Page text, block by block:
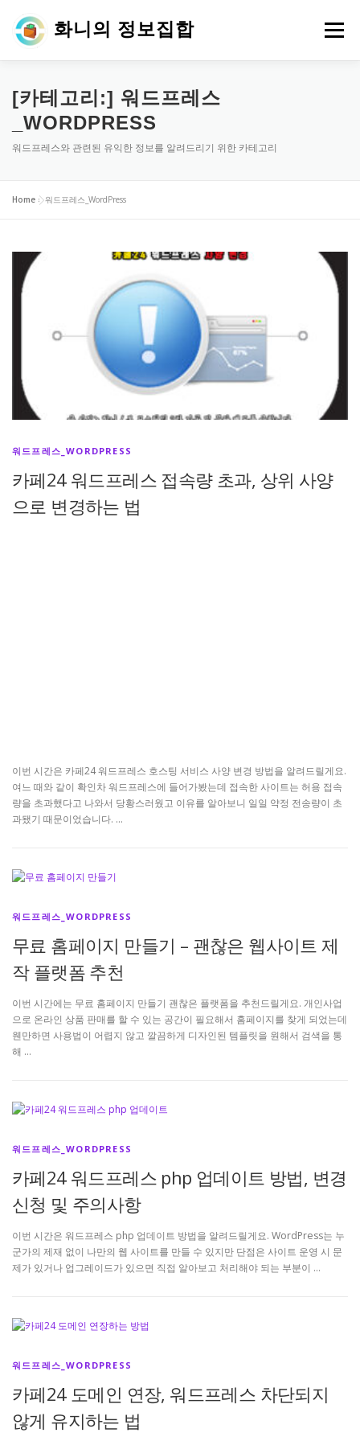
화니의 정보집합 메뉴
[카테고리:] 워드프레스
_WORDPRESS
워드프레스와 관련된 유익한 정보를 알려드리기 위한 카테고리
Home »워드프레스_WordPress
워드프레스_WORDPRESS
카페24 워드프레스 접속량 초과, 상위 사양
으로 변경하는 법
이번 시간은 카페24 워드프레스 호스팅 서비스 사양 변경 방법을 알려드릴게요.
여느 때와 같이 확인차 워드프레스에 들어가봤는데 접속한 사이트는 허용 접속
량을 초과했다고 나와서 당황스러웠고 이유를 알아보니 일일 약정 전송량이 초
과됐기 때문이었습니다. …
워드프레스_WORDPRESS
무료 홈페이지 만들기 – 괜찮은 웹사이트 제
작 플랫폼 추천
이번 시간에는 무료 홈페이지 만들기 괜찮은 플랫폼을 추천드릴게요. 개인사업
으로 온라인 상품 판매를 할 수 있는 공간이 필요해서 홈페이지를 찾게 되었는데
웬만하면 사용법이 어렵지 않고 깔끔하게 디자인된 템플릿을 원해서 검색을 통
해 …
워드프레스_WORDPRESS
카페24 워드프레스 php 업데이트 방법, 변경
신청 및 주의사항
이번 시간은 워드프레스 php 업데이트 방법을 알려드릴게요. WordPress는 누
군가의 제재 없이 나만의 웹 사이트를 만들 수 있지만 단점은 사이트 운영 시 문
제가 있거나 업그레이드가 있으면 직접 알아보고 처리해야 되는 부분이 …
워드프레스_WORDPRESS
카페24 도메인 연장, 워드프레스 차단되지
않게 유지하는 법